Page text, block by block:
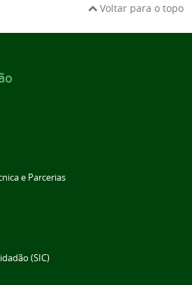
Voltar para o topo
e Parcerias
(SIC)